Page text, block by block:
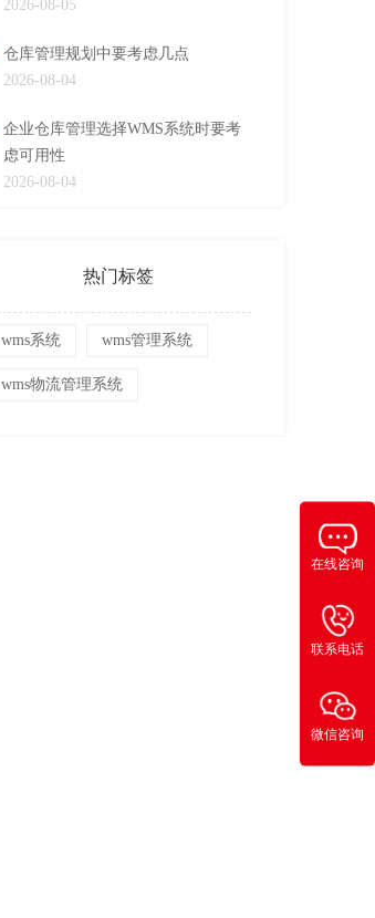
2026-08-05
仓库管理规划中要考虑几点
2026-08-04
企业仓库管理选择WMS系统时要考
虑可用性
2026-08-04
热门标签
wms系统 wms管理系统
wms物流管理系统
在线咨询
联系电话
微信咨询